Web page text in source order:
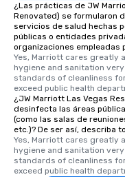
¿Las prácticas de JW
Renovated) se formularon
servicios de salud hechas
públicas o entidades
organizaciones empleadas
Yes, Marriott cares greatly
hygiene and sanitation
standards of cleanliness
exceed public health
¿JW Marriott Las Vegas
desinfecta las áreas
(como las salas de
etc.)? De ser así, describa
Yes, Marriott cares greatly
hygiene and sanitation
standards of cleanliness
exceed public health